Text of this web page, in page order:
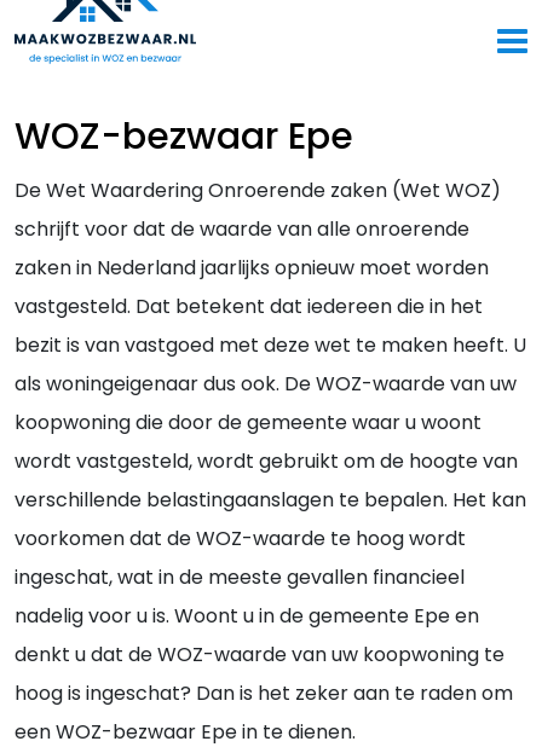
WOZ-bezwaar Epe
De Wet Waardering Onroerende zaken (Wet WOZ)
schrijft voor dat de waarde van alle onroerende
zaken in Nederland jaarlijks opnieuw moet worden
vastgesteld. Dat betekent dat iedereen die in het
bezit is van vastgoed met deze wet te maken heeft. U
als woningeigenaar dus ook. De WOZ-waarde van uw
koopwoning die door de gemeente waar u woont
wordt vastgesteld, wordt gebruikt om de hoogte van
verschillende belastingaanslagen te bepalen. Het kan
voorkomen dat de WOZ-waarde te hoog wordt
ingeschat, wat in de meeste gevallen financieel
nadelig voor u is. Woont u in de gemeente Epe en
denkt u dat de WOZ-waarde van uw koopwoning te
hoog is ingeschat? Dan is het zeker aan te raden om
een WOZ-bezwaar Epe in te dienen.